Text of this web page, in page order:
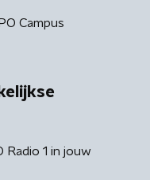
Campus
Radio 1 in jouw